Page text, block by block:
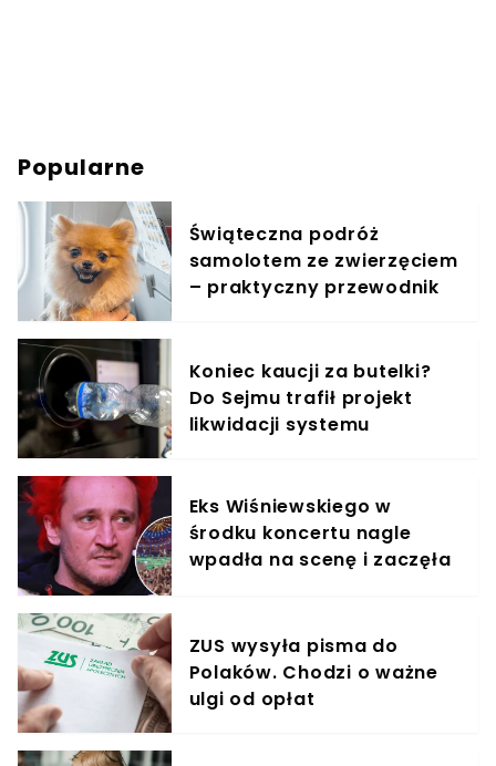
Popularne
Świąteczna podróż
samolotem ze zwierzęciem
– praktyczny przewodnik
Koniec kaucji za butelki?
Do Sejmu trafił projekt
likwidacji systemu
Eks Wiśniewskiego w
środku koncertu nagle
wpadła na scenę i zaczęła
ZUS wysyła pisma do
Polaków. Chodzi o ważne
ulgi od opłat